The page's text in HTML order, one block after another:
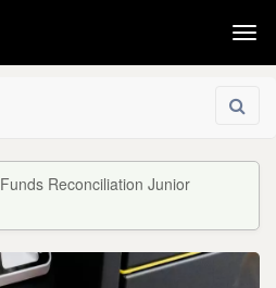
Funds Reconciliation Junior